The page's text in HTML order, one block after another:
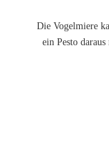
Die Vogelmiere
ein Pesto